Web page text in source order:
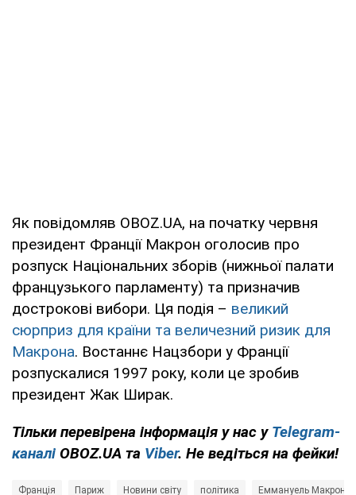
Як повідомляв OBOZ.UA, на початку червня
президент Франції Макрон оголосив про
розпуск Національних зборів (нижньої палати
французького парламенту) та призначив
дострокові вибори. Ця подія – великий
сюрприз для країни та величезний ризик для
Макрона. Востаннє Нацзбори у Франції
розпускалися 1997 року, коли це зробив
президент Жак Ширак.
Тільки перевірена інформація у нас у Telegram-
каналі OBOZ.UA та Viber. Не ведіться на фейки!
Франція Париж Новини світу політика Еммануель Макрон